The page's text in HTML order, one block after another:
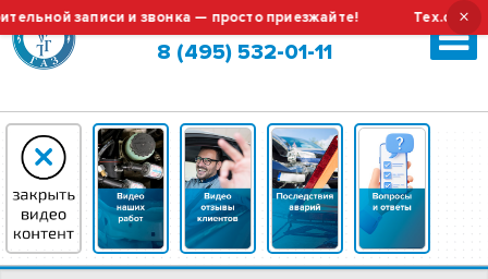
записи и звонка — просто приезжайте! ×
Москва (сменить город?)
8 (495) 532-01-11